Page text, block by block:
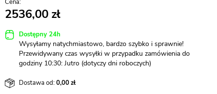
2536,00
Dostępny 24h
Wysyłamy natychmiastowo, bardzo szybko i sprawnie!
Przewidywany czas wysyłki w przypadku zamówienia do
godziny 10:30: Jutro (dotyczy dni roboczych)
Dostawa od:0,00